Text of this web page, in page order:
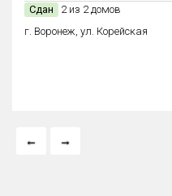
Сдан
2 из 2 домов
г. Воронеж, ул. Корейская